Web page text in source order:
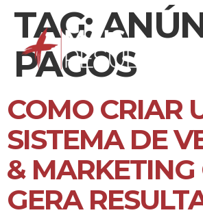
TAG:
PAGOS
COMO CRIAR
SISTEMA DE
& MARKETING
GERA